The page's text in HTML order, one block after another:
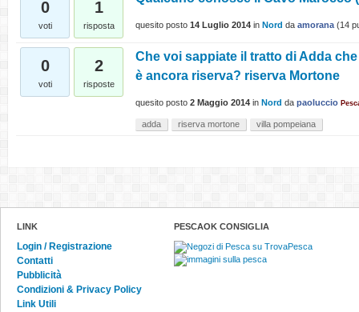
0
voti
1
risposta quesito posto 14 Luglio 2014 in Nord da amorana (14
0
voti
2
risposte
Che voi sappiate il tratto di Adda
è ancora riserva? riserva Mortone
quesito posto 2 Maggio 2014 in Nord da paoluccio
adda riserva mortone villa pompeiana
LINK
Login / Registrazione
Contatti
Pubblicità
Condizioni & Privacy Policy
Link Utili
PESCAOK CONSIGLIA